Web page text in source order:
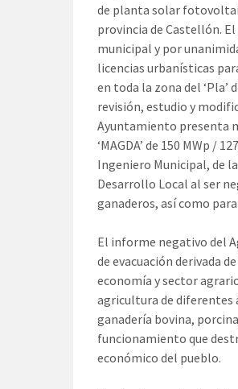
de planta solar
provincia de Castellón.
municipal y por
licencias urbanísticas
en toda la zona del
revisión, estudio y
Ayuntamiento presenta
‘MAGDA’ de 150 MWp /
Ingeniero Municipal, de
Desarrollo Local al ser
ganaderos, así como
El informe negativo del
de evacuación derivada
economía y sector
agricultura de diferentes
ganadería bovina,
funcionamiento que
económico del pueblo.